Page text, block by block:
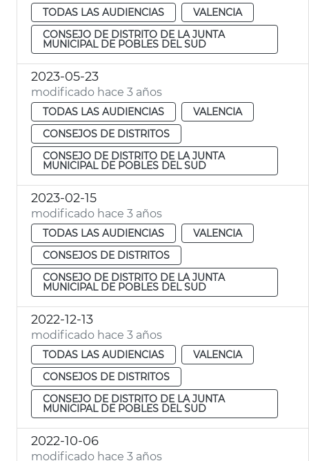
TODAS LAS AUDIENCIAS
VALENCIA
CONSEJO DE DISTRITO DE LA JUNTA
MUNICIPAL DE POBLES DEL SUD
2023-05-23
modificado hace 3 años
TODAS LAS AUDIENCIAS
VALENCIA
CONSEJOS DE DISTRITOS
CONSEJO DE DISTRITO DE LA JUNTA
MUNICIPAL DE POBLES DEL SUD
2023-02-15
modificado hace 3 años
TODAS LAS AUDIENCIAS
VALENCIA
CONSEJOS DE DISTRITOS
CONSEJO DE DISTRITO DE LA JUNTA
MUNICIPAL DE POBLES DEL SUD
2022-12-13
modificado hace 3 años
TODAS LAS AUDIENCIAS
VALENCIA
CONSEJOS DE DISTRITOS
CONSEJO DE DISTRITO DE LA JUNTA
MUNICIPAL DE POBLES DEL SUD
2022-10-06
modificado hace 3 años